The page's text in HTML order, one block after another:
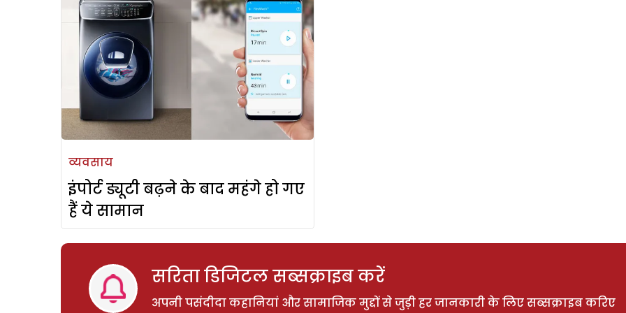
व्यवसाय
इंपोर्ट ड्यूटी बढ़ने के बाद महंगे हो गए
हैं ये सामान
सरिता डिजिटल सब्सक्राइब करें
अपनी पसंदीदा कहानियां और सामाजिक मुद्दों से जुड़ी हर जानकारी के लिए सब्सक्राइब करिए